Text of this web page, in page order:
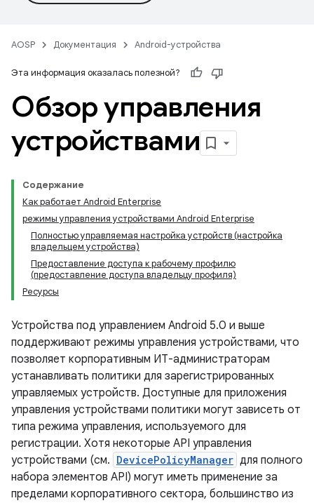
AOSP Документация Android-устройства
Эта информация оказалась полезной?
Обзор управления
устройствами
Содержание
Как работает Android Enterprise
режимы управления устройствами Android Enterprise
Полностью управляемая настройка устройств (настройка
владельцем устройства)
Предоставление доступа к рабочему профилю
(предоставление доступа владельцу профиля)
Ресурсы
Устройства под управлением Android 5.0 и выше
поддерживают режимы управления устройствами, что
позволяет корпоративным ИТ-администраторам
устанавливать политики для зарегистрированных
управляемых устройств. Доступные для приложения
управления устройствами политики могут зависеть от
типа режима управления, используемого для
регистрации. Хотя некоторые API управления
устройствами (см. DevicePolicyManager для полного
набора элементов API) могут иметь применение за
пределами корпоративного сектора, большинство из